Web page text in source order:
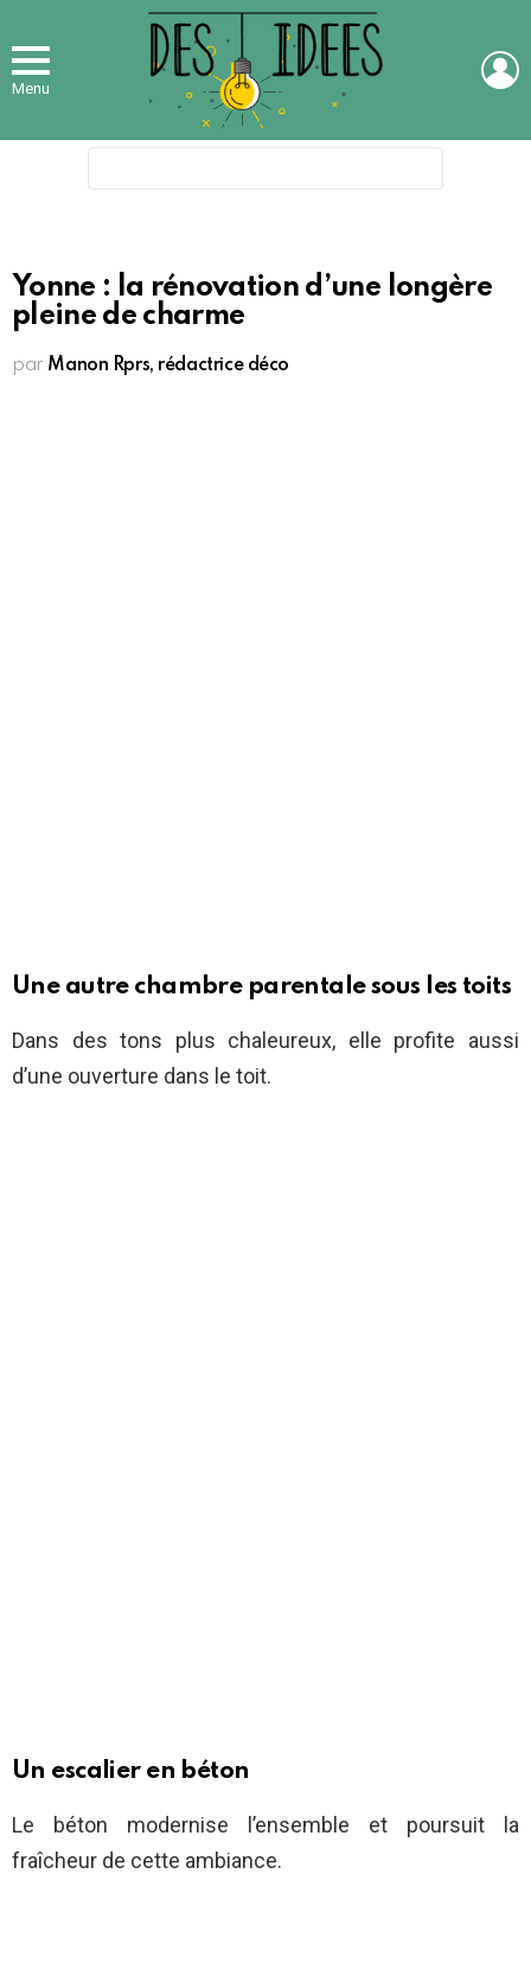
Menu
Yonne : la rénovation d’une longère
pleine de charme
par Manon Rprs, rédactrice déco
Une autre chambre parentale sous les toits
Dans des tons plus chaleureux, elle profite aussi
d’une ouverture dans le toit.
Un escalier en béton
Le béton modernise l’ensemble et poursuit la
fraîcheur de cette ambiance.